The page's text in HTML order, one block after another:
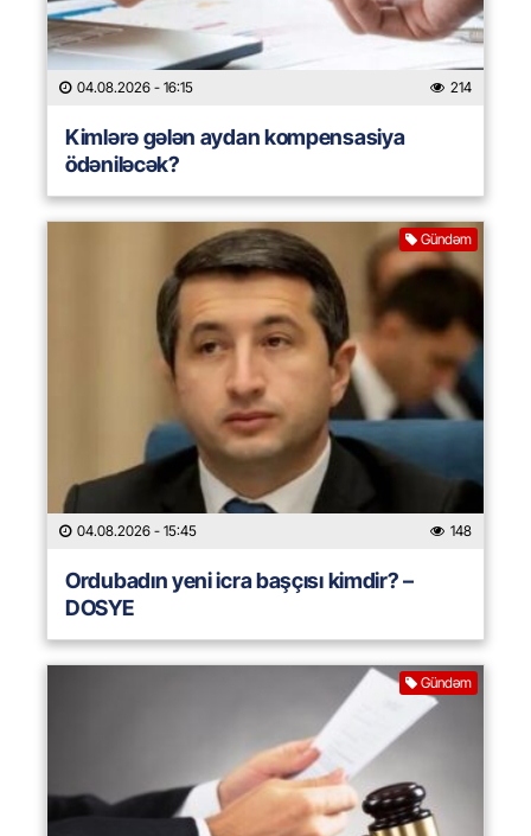
04.08.2026 - 16:15 214
Kimlərə gələn aydan kompensasiya
ödəniləcək?
Gündəm
04.08.2026 - 15:45 148
Ordubadın yeni icra başçısı kimdir? –
DOSYE
Gündəm